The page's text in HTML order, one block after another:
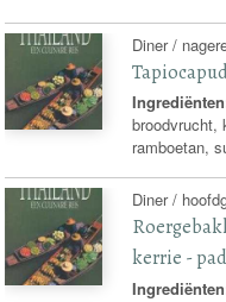
Diner /
broodvrucht,
ramboetan,
Diner /
kerrie -